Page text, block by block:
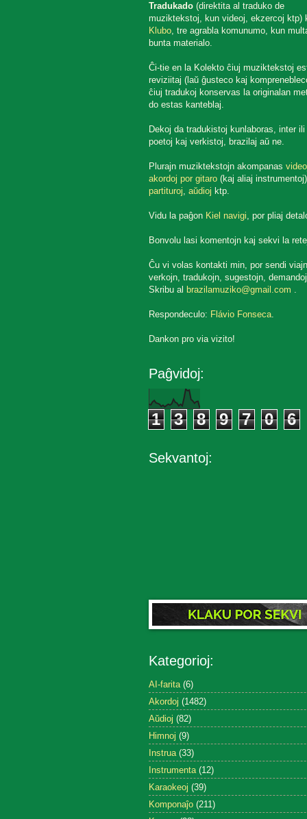
Tradukado(direktita al traduko de
muziktekstoj, kun videoj, ekzercoj ktp)
Klubo, tre agrabla komunumo, kun
bunta materialo.
Ĉi-tie en la Kolekto ĉiuj muziktekstoj
reviziitaj (laŭ ĝusteco kaj
ĉiuj tradukoj konservas la originalan
do estas kanteblaj.
Dekoj da tradukistoj kunlaboras, inter ili
poetoj kaj verkistoj, brazilaj aŭ ne.
Plurajn muziktekstojn akompanas
akordoj por gitaro(kaj aliaj
partituroj, aŭdioj ktp.
Vidu la paĝon Kiel navigi, por pliaj
Bonvolu lasi komentojn kaj sekvi la
Ĉu vi volas kontakti min, por sendi viajn
verkojn, tradukojn, sugestojn,
Skribu al brazilamuziko@gmail.com .
Respondeculo: Flávio Fonseca.
Dankon pro via vizito!
Paĝvidoj:
1 3 8 9 7 0 6
Sekvantoj:
Kategorioj:
AI-farita (6)
Akordoj (1482)
Aŭdioj (82)
Himnoj (9)
Instrua (33)
Instrumenta (12)
Karaokeoj (39)
Komponaĵo (211)